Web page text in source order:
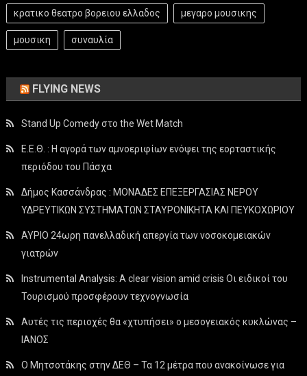
κρατικο θεατρο βορειου ελλαδος μεγαρο μουσικης
μουσικη συναυλία
FLYING NEWS
Stand Up Comedy στο the Wet Match
Ε.Ε.Θ. : Η αγορά των αμνοεριφίων ενόψει της εορταστικής
περιόδου του Πάσχα
Δήμος Κασσάνδρας : ΜΟΝΑΔΕΣ ΕΠΕΞΕΡΓΑΣΙΑΣ ΝΕΡΟΥ
ΥΔΡΕΥΤΙΚΩΝ ΣΥΣΤΗΜΑΤΩΝ ΣΤΑΥΡΟΝΙΚΗΤΑ ΚΑΙ ΠΕΥΚΟΧΩΡΙΟΥ
ΑΥΡΙΟ 24ωρη πανελλαδική απεργία των νοσοκομειακών
γιατρών
Instrumental Analysis: A clear vision amid crisis Οι ειδικοί του
Τουρισμού προσφέρουν τεχνογνωσία
Αυτές τις περιοχές θα «χτυπήσει» ο μεσογειακός κυκλώνας –
ΙΑΝΟΣ
Ο Μητσοτάκης στην ΔΕΘ – Τα 12 μέτρα που ανακοίνωσε για